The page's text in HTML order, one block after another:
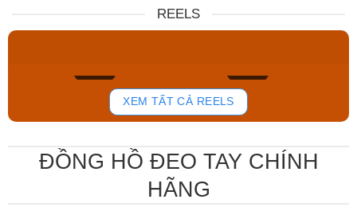
REELS
763
XEM TẤT CẢ REELS
ĐỒNG HỒ ĐEO TAY CHÍNH
HÃNG